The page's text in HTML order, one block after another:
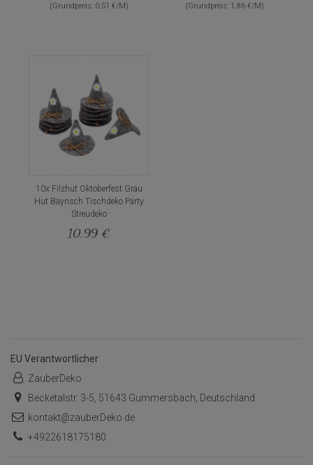
(Grundpreis: 0,51 €/M) (Grundpreis: 1,86 €/M)
10x Filzhut Oktoberfest Grau
Hut Bayrisch Tischdeko Party
Streudeko
10,99 €
EU Verantwortlicher
ZauberDeko
Becketalstr. 3-5, 51643 Gummersbach, Deutschland
kontakt@zauberDeko.de
+4922618175180